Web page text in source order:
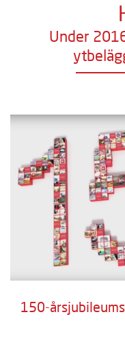
Under
150-